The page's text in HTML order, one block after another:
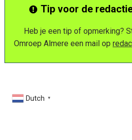
Tip voor de
Heb je een tip of opmerking?
Omroep Almere een mail op
Dutch ▼